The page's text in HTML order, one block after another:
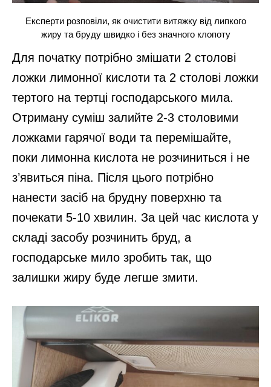
Експерти розповіли, як очистити витяжку від липкого
жиру та бруду швидко і без значного клопоту
Для початку потрібно змішати 2 столові
ложки лимонної кислоти та 2 столові ложки
тертого на тертці господарського мила.
Отриману суміш залийте 2-3 столовими
ложками гарячої води та перемішайте,
поки лимонна кислота не розчиниться і не
з’явиться піна. Після цього потрібно
нанести засіб на брудну поверхню та
почекати 5-10 хвилин. За цей час кислота у
складі засобу розчинить бруд, а
господарське мило зробить так, що
залишки жиру буде легше змити.